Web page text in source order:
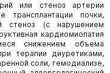
или стеноз артерии
трансплантации почки,
стеноз (с нарушением
кардиомиопатия
снижением объема
терапии диуретиками,
соли, гемодиализе,